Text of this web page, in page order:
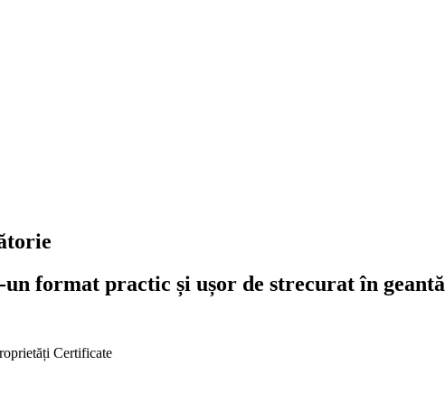
format practic și ușor de strecurat în geantă
Certificate